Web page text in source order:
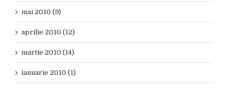
mai 2010 (9)
aprilie 2010 (12)
martie 2010 (14)
ianuarie 2010 (1)